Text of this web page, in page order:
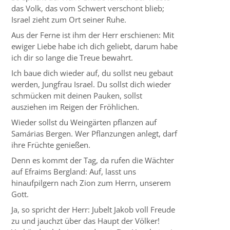
das Volk, das vom Schwert verschont blieb;
Israel zieht zum Ort seiner Ruhe.
Aus der Ferne ist ihm der Herr erschienen: Mit
ewiger Liebe habe ich dich geliebt, darum habe
ich dir so lange die Treue bewahrt.
Ich baue dich wieder auf, du sollst neu gebaut
werden, Jungfrau Israel. Du sollst dich wieder
schmücken mit deinen Pauken, sollst
ausziehen im Reigen der Fröhlichen.
Wieder sollst du Weingärten pflanzen auf
Samárias Bergen. Wer Pflanzungen anlegt, darf
ihre Früchte genießen.
Denn es kommt der Tag, da rufen die Wächter
auf Efraims Bergland: Auf, lasst uns
hinaufpilgern nach Zion zum Herrn, unserem
Gott.
Ja, so spricht der Herr: Jubelt Jakob voll Freude
zu und jauchzt über das Haupt der Völker!